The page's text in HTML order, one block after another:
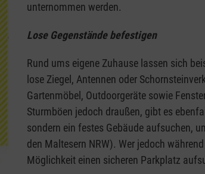
unternommen werden.
Lose Gegenstände befestigen
Rund ums eigene Zuhause lassen sich
lose Ziegel, Antennen oder
Gartenmöbel, Outdoorgeräte sowie
Sturmböen jedoch draußen, gibt es
sondern ein festes Gebäude aufsuchen,
den Maltesern NRW). Wer jedoch
Möglichkeit einen sicheren Parkplatz